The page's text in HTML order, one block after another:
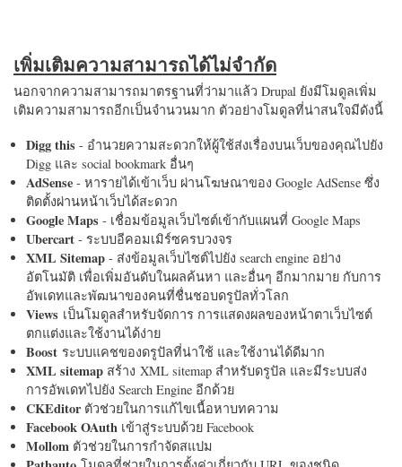
เพิ่มเติมความสามารถได้ไม่จำกัด
นอกจากความสามารถมาตรฐานที่ว่ามาแล้ว Drupal ยังมีโมดูลเพิ่ม
เติมความสามารถอีกเป็นจำนวนมาก ตัวอย่างโมดูลที่น่าสนใจมีดังนี้
Digg this - อำนวยความสะดวกให้ผู้ใช้ส่งเรื่องบนเว็บของคุณไปยัง
Digg และ social bookmark อื่นๆ
AdSense - หารายได้เข้าเว็บ ผ่านโฆษณาของ Google AdSense ซึ่ง
ติดตั้งผ่านหน้าเว็บได้สะดวก
Google Maps - เชื่อมข้อมูลเว็บไซต์เข้ากับแผนที่ Google Maps
Ubercart - ระบบอีคอมเมิร์ซครบวงจร
XML Sitemap - ส่งข้อมูลเว็บไซต์ไปยัง search engine อย่าง
อัตโนมัติ เพื่อเพิ่มอันดับในผลค้นหา และอื่นๆ อีกมากมาย กับการ
อัพเดทและพัฒนาของคนที่ชื่นชอบดรูปัลทั่วโลก
Views เป็นโมดูลสำหรับจัดการ การแสดงผลของหน้าตาเว็บไซต์
ตกแต่งและใช้งานได้ง่าย
Boost ระบบแคชของดรูปัลที่น่าใช้ และใช้งานได้ดีมาก
XML sitemap สร้าง XML sitemap สำหรับดรูปัล และมีระบบส่ง
การอัพเดทไปยัง Search Engine อีกด้วย
CKEditorตัวช่วยในการแก้ไขเนื้อหาบทความ
Facebook OAuth เข้าสู่ระบบด้วย Facebook
Mollom ตัวช่วยในการกำจัดสแปม